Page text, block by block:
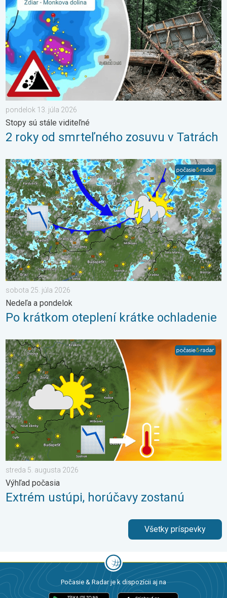
pondelok 13. júla 2026
Stopy sú stále viditeľné
2 roky od smrteľného zosuvu v Tatrách
Po krátkom oteplení krátke ochladenie. Nedeľa a pondelok. .
sobota 25. júla 2026
Nedeľa a pondelok
Po krátkom oteplení krátke ochladenie
Extrém ustúpi, horúčavy zostanú. Výhľad počasia. . . streda 5.
streda 5. augusta 2026
Výhľad počasia
Extrém ustúpi, horúčavy zostanú
Všetky príspevky
Počasie & Radar je k dispozícii aj na